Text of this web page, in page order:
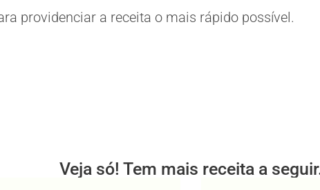
providenciar a receita o mais rápido possível.
Veja só! Tem mais receita a